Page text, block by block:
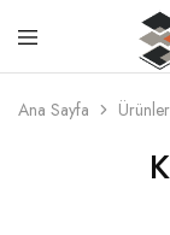
Taş
Beton,
Taş
ve
Çözümleri
Ana Sayfa